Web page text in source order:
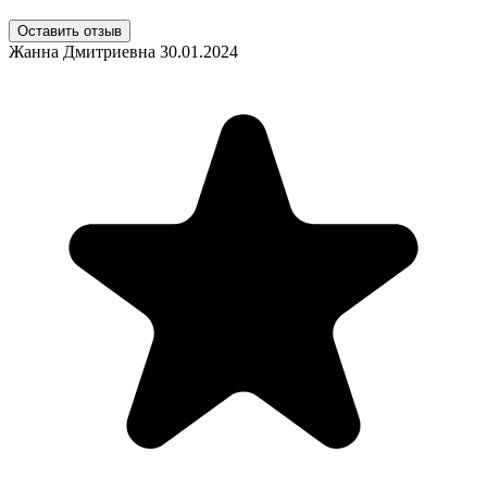
Оставить отзыв
Жанна Дмитриевна 30.01.2024